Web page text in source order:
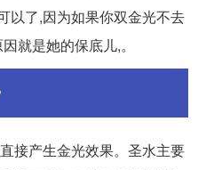
以了,因为如果你双金光不去
就是她的保底儿,。
接产生金光效果。圣水主要